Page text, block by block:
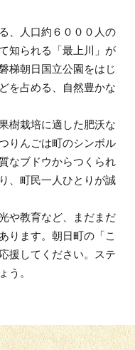
、人口約６０００人の
知られる「最上川」が
梯朝日国立公園をはじ
を占める、自然豊かな
樹栽培に適した肥沃な
りんごは町のシンボル
なブドウからつくられ
、町民一人ひとりが誠
や教育など、まだまだ
ります。朝日町の「こ
援してください。ステ
う。